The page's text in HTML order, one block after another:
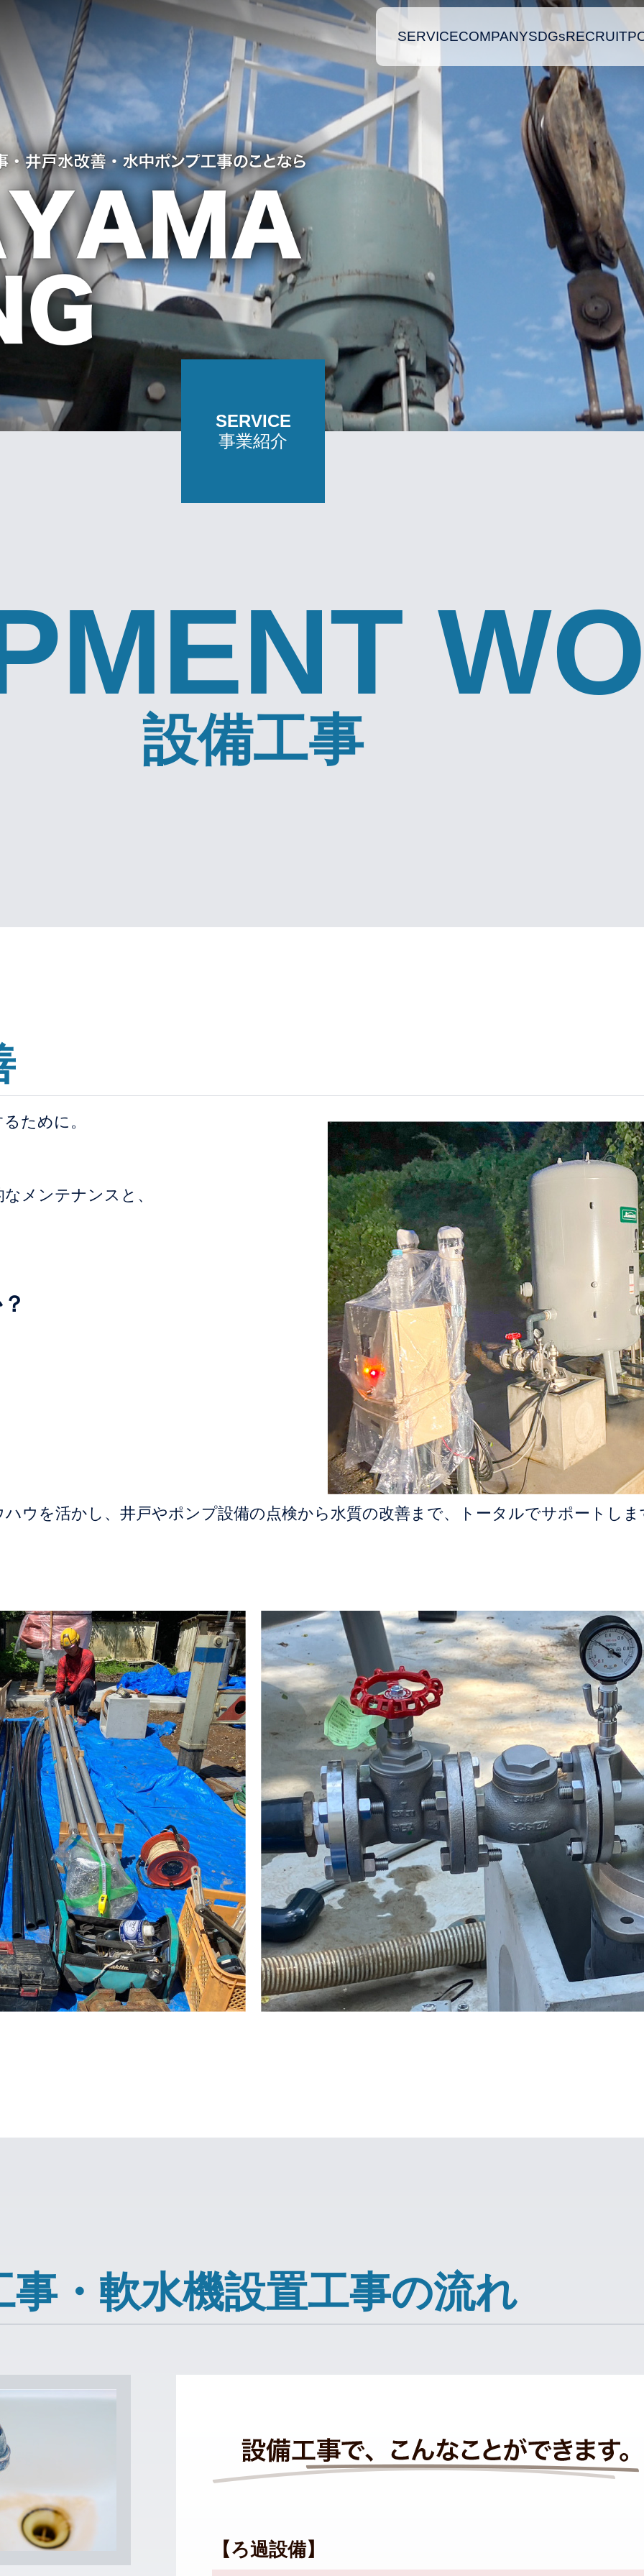
SERVICE
BORING WORK
ボーリング工事
UNDERWATER
PUMP WORK
水中ポンプ工事
BOREHOLE CAMERA
孔内カメラ
WELL REPAIR
REHABILITATION
井戸改修・更正工事
COMPANYSDGsRECRUIT
SERVICE
事業紹介
設備工事
ために。
メンテナンスと、
ウを活かし、井戸やポンプ設備の点検から水質の改善まで、トータルでサポートしま
・軟水機設置工事の流れ
【ろ過設備】